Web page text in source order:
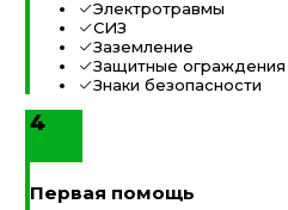
Электротравмы
СИЗ
Заземление
Защитные ограждения
Знаки безопасности
4
Первая помощь